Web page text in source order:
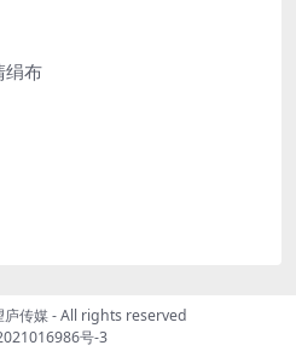
绢布
庐传媒- All rights reserved
号-3